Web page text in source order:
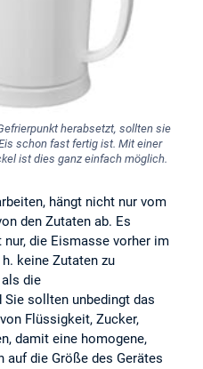
herabsetzt, sollten sie
schon fast fertig ist. Mit einer
ist dies ganz einfach möglich.
hängt nicht nur vom
den Zutaten ab. Es
die Eismasse vorher im
keine Zutaten zu
die
Sie sollten unbedingt das
Flüssigkeit, Zucker,
damit eine homogene,
die Größe des Gerätes